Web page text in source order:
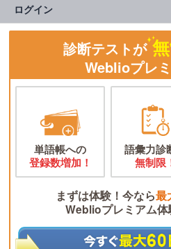
ログイン
診断テストが
Weblioプレ
単語帳への
登録数増加！
語彙力診
無制限
まずは体験！今なら最
Weblioプレミアム体